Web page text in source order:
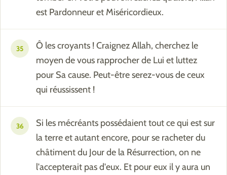
est Pardonneur et Miséricordieux.
35
Ô les croyants ! Craignez Allah, cherchez le
moyen de vous rapprocher de Lui et luttez
pour Sa cause. Peut-être serez-vous de ceux
qui réussissent !
36
Si les mécréants possédaient tout ce qui est sur
la terre et autant encore, pour se racheter du
châtiment du Jour de la Résurrection, on ne
l'accepterait pas d'eux. Et pour eux il y aura un